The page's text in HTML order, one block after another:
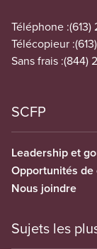
Téléphone :(613)
Télécopieur :
Sans frais :(844)
SCFP
Leadership et
Opportunités
Nous joindre
Sujets les